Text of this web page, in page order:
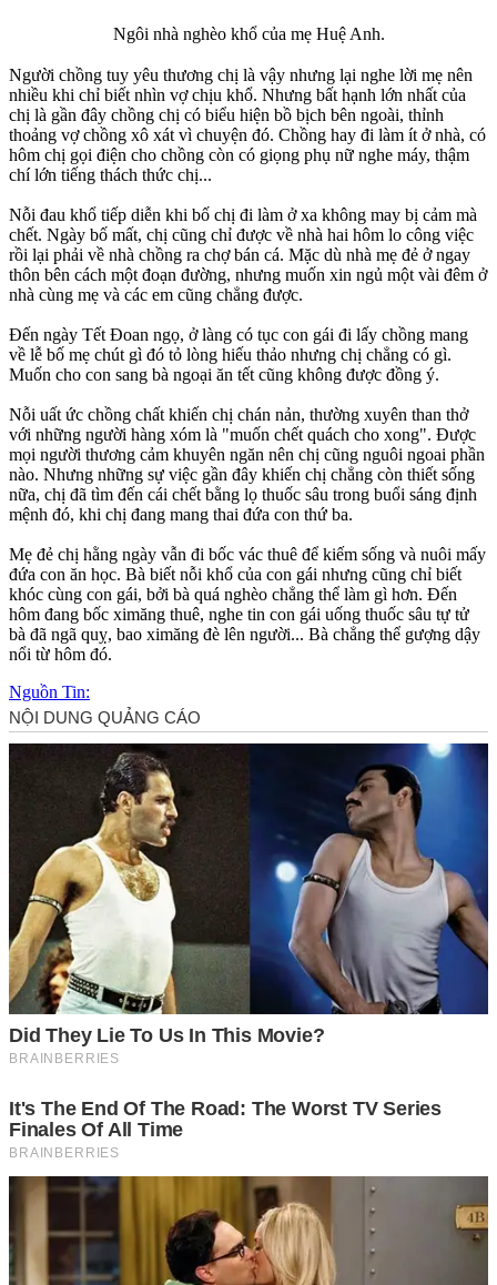
Ngôi nhà nghèo khổ của mẹ Huệ Anh.
Người chồng tuy yêu thương chị là vậy nhưng lại nghe lời mẹ nên
nhiều khi chỉ biết nhìn vợ chịu khổ. Nhưng bất hạnh lớn nhất của
chị là gần đây chồng chị có biểu hiện bồ bịch bên ngoài, thỉnh
thoảng vợ chồng xô xát vì chuyện đó. Chồng hay đi làm ít ở nhà, có
hôm chị gọi điện cho chồng còn có giọng phụ nữ nghe máy, thậm
chí lớn tiếng thách thức chị...
Nỗi đau khổ tiếp diễn khi bố chị đi làm ở xa không may bị cảm mà
chết. Ngày bố mất, chị cũng chỉ được về nhà hai hôm lo công việc
rồi lại phải về nhà chồng ra chợ bán cá. Mặc dù nhà mẹ đẻ ở ngay
thôn bên cách một đoạn đường, nhưng muốn xin ngủ một vài đêm ở
nhà cùng mẹ và các em cũng chẳng được.
Đến ngày Tết Đoan ngọ, ở làng có tục con gái đi lấy chồng mang
về lễ bố mẹ chút gì đó tỏ lòng hiếu thảo nhưng chị chẳng có gì.
Muốn cho con sang bà ngoại ăn tết cũng không được đồng ý.
Nỗi uất ức chồng chất khiến chị chán nản, thường xuyên than thở
với những người hàng xóm là "muốn chết quách cho xong". Được
mọi người thương cảm khuyên ngăn nên chị cũng nguôi ngoai phần
nào. Nhưng những sự việc gần đây khiến chị chẳng còn thiết sống
nữa, chị đã tìm đến cái chết bằng lọ thuốc sâu trong buổi sáng định
mệnh đó, khi chị đang mang thai đứa con thứ ba.
Mẹ đẻ chị hằng ngày vẫn đi bốc vác thuê để kiếm sống và nuôi mấy
đứa con ăn học. Bà biết nỗi khổ của con gái nhưng cũng chỉ biết
khóc cùng con gái, bởi bà quá nghèo chẳng thể làm gì hơn. Đến
hôm đang bốc ximăng thuê, nghe tin con gái uống thuốc sâu t‌ּự t‌ּử
bà đã ngã quỵ, bao ximăng đè lên người... Bà chẳng thể gượng dậy
nổi từ hôm đó.
Nguồn Tin: